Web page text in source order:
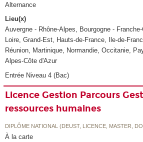
Alternance
Lieu(x)
Auvergne - Rhône-Alpes, Bourgogne -
Loire, Grand-Est, Hauts-de-France, Ile-de-
Réunion, Martinique, Normandie, Occitanie,
Alpes-Côte d'Azur
Entrée Niveau 4 (Bac)
Licence Gestion Parcours
ressources humaines
DIPLÔME NATIONAL (DEUST, LICENCE, MASTER,
À la carte